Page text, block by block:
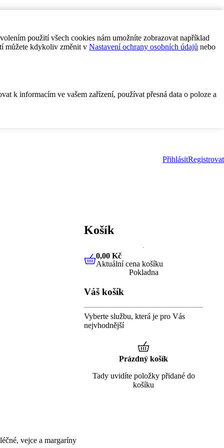
použití všech cookies nám umožníte zobrazovat například
můžete kdykoliv změnit v Nastavení ochrany osobních údajů nebo
k informacím ve vašem zařízení, používat přesná data o poloze a
PřihlásitRegistrovat
vejce a margaríny
Košík
0,00 KčAktuální cena košíku
0,00 Kč
Aktuální cena košíku
Pokladna
Váš košík
Vyberte službu, která je pro Vás
nejvhodnější
Prázdný košík
Tady uvidíte položky přidané do
košíku